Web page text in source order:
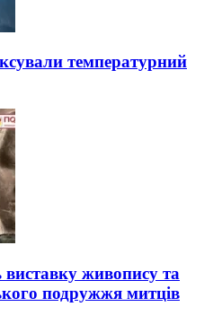
температурний
живопису та
подружжя митців